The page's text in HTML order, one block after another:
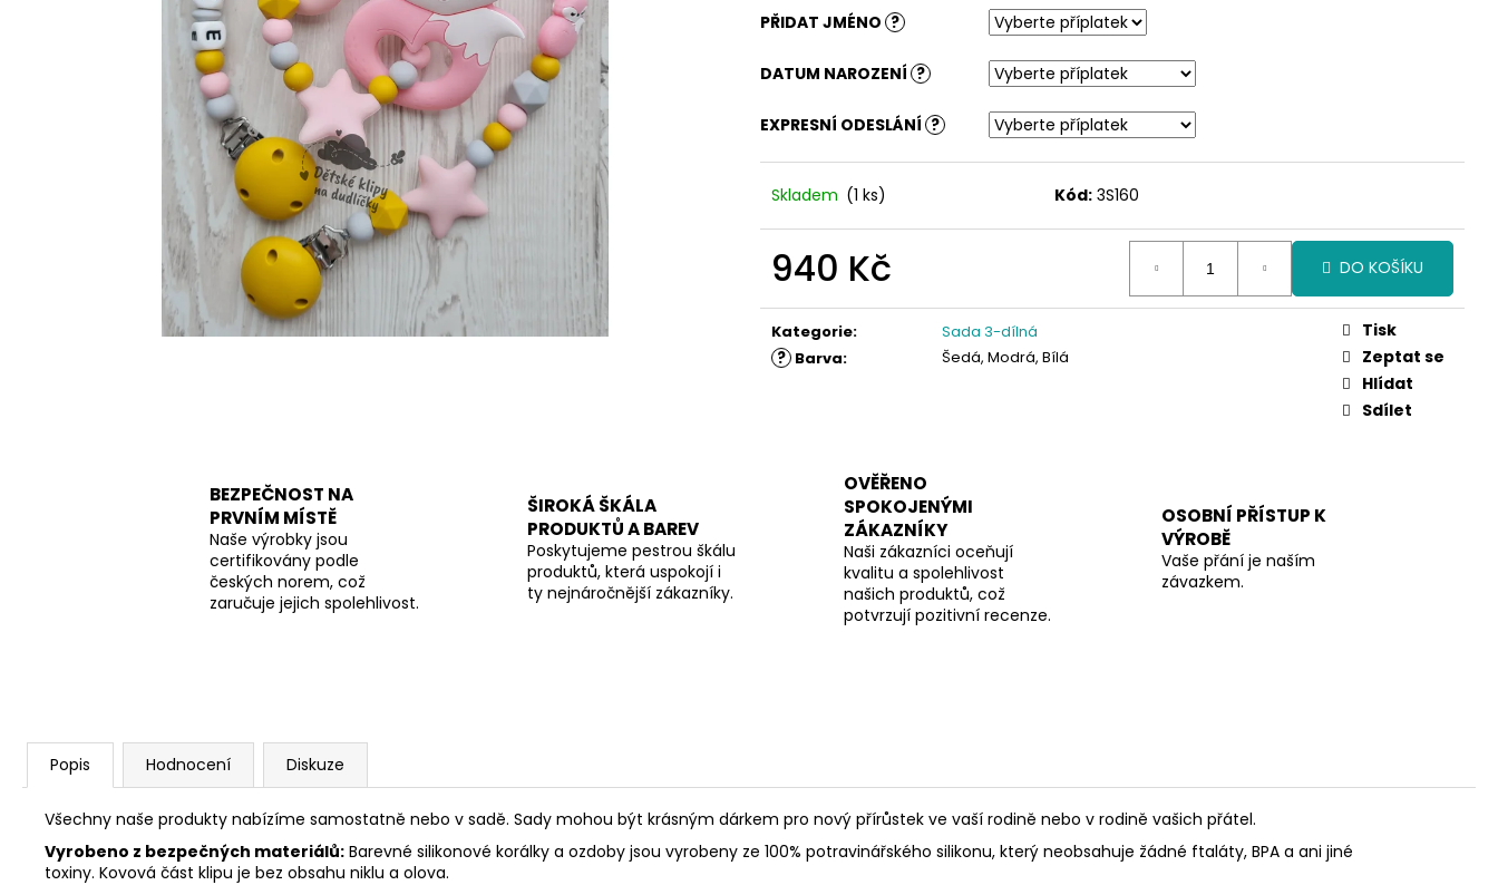
PŘIDAT JMÉNO ?
DATUM NAROZENÍ ?
EXPRESNÍ ODESLÁNÍ ?
Skladem (1 ks) Kód: 3S160
940 Kč
cena:
DO KOŠÍKU
Kategorie: Sada 3-dílná
? Barva: Šedá, Modrá, Bílá
Tisk
Zeptat se
Hlídat
Sdílet
BEZPEČNOST NA
PRVNÍM MÍSTĚ
Naše výrobky jsou
certifikovány podle
českých norem, což
zaručuje jejich spolehlivost.
ŠIROKÁ ŠKÁLA
PRODUKTŮ A BAREV
Poskytujeme pestrou škálu
produktů, která uspokojí i
ty nejnáročnější zákazníky.
OVĚŘENO
SPOKOJENÝMI
ZÁKAZNÍKY
Naši zákazníci oceňují
kvalitu a spolehlivost
našich produktů, což
potvrzují pozitivní recenze.
OSOBNÍ PŘÍSTUP K
VÝROBĚ
Vaše přání je naším
závazkem.
Popis Hodnocení Diskuze
Všechny naše produkty nabízíme samostatně nebo v sadě. Sady mohou být krásným dárkem pro nový přírůstek ve vaší rodině nebo v rodině vašich přátel.
Vyrobeno z bezpečných materiálů: Barevné silikonové korálky a ozdoby jsou vyrobeny ze 100% potravinářského silikonu, který neobsahuje žádné ftaláty, BPA a ani jiné
toxiny. Kovová část klipu je bez obsahu niklu a olova.